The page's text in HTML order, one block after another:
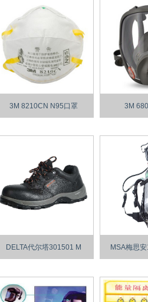
3M 8210CN N95口罩 3M
DELTA代尔塔301501 M MSA梅思